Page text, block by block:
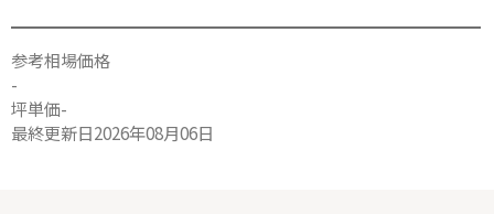
参考相場価格
-
坪単価-
最終更新日2026年08月06日